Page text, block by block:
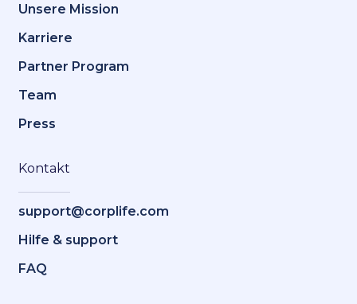
Unsere Mission
Karriere
Partner Program
Team
Press
Kontakt
support@corplife.com
Hilfe & support
FAQ